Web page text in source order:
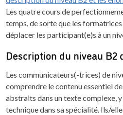
Les quatre cours de
temps, de sorte que les
déplacer les participant(e)s à un
Description du niveau B2
Les communicateurs(-trices) de
comprendre le contenu essentiel
abstraits dans un texte complexe,
technique dans sa spécialité. Ils/